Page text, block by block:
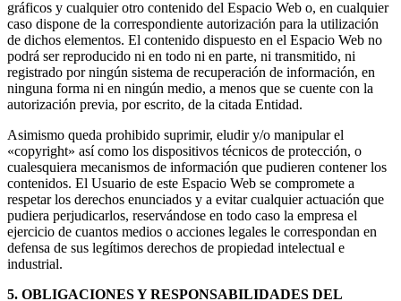
gráficos y cualquier otro contenido del Espacio Web o, en cualquier
caso dispone de la correspondiente autorización para la utilización
de dichos elementos. El contenido dispuesto en el Espacio Web no
podrá ser reproducido ni en todo ni en parte, ni transmitido, ni
registrado por ningún sistema de recuperación de información, en
ninguna forma ni en ningún medio, a menos que se cuente con la
autorización previa, por escrito, de la citada Entidad.
Asimismo queda prohibido suprimir, eludir y/o manipular el
«copyright» así como los dispositivos técnicos de protección, o
cualesquiera mecanismos de información que pudieren contener los
contenidos. El Usuario de este Espacio Web se compromete a
respetar los derechos enunciados y a evitar cualquier actuación que
pudiera perjudicarlos, reservándose en todo caso la empresa el
ejercicio de cuantos medios o acciones legales le correspondan en
defensa de sus legítimos derechos de propiedad intelectual e
industrial.
5. OBLIGACIONES Y RESPONSABILIDADES DEL